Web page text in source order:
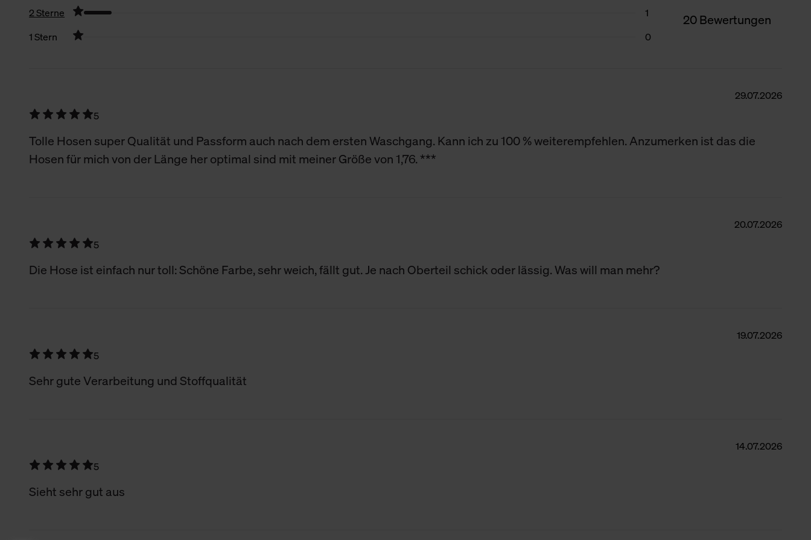
20 Bewertungen
2 Sterne
1
1 Stern
0
29.07.2026
5
Tolle Hosen super Qualität und Passform auch nach dem ersten Waschgang. Kann ich zu 100 % weiterempfehlen. Anzumerken ist das die
Hosen für mich von der Länge her optimal sind mit meiner Größe von 1,76. ***
20.07.2026
5
Die Hose ist einfach nur toll: Schöne Farbe, sehr weich, fällt gut. Je nach Oberteil schick oder lässig. Was will man mehr?
19.07.2026
5
Sehr gute Verarbeitung und Stoffqualität
14.07.2026
5
Sieht sehr gut aus